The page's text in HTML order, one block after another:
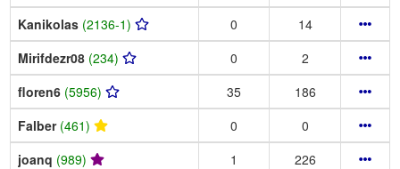
Kanikolas (2136-1) 0
14
Mirifdezr08 (234) 0
2
floren6 (5956) 35
186
Falber (461) 0
0
joanq (989) 1
226